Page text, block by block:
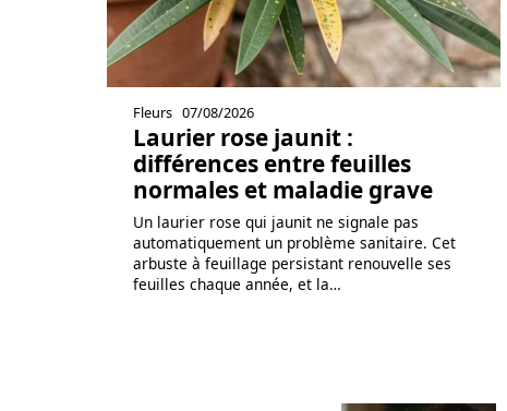
Fleurs 07/08/2026
Laurier rose jaunit :
différences entre feuilles
normales et maladie grave
Un laurier rose qui jaunit ne signale pas
automatiquement un problème sanitaire. Cet
arbuste à feuillage persistant renouvelle ses
feuilles chaque année, et la…